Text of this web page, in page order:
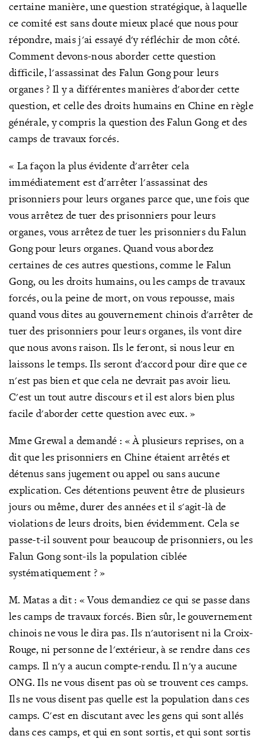
certaine manière, une question stratégique, à laquelle
ce comité est sans doute mieux placé que nous pour
répondre, mais j'ai essayé d'y réfléchir de mon côté.
Comment devons-nous aborder cette question
difficile, l'assassinat des Falun Gong pour leurs
organes ? Il y a différentes manières d'aborder cette
question, et celle des droits humains en Chine en règle
générale, y compris la question des Falun Gong et des
camps de travaux forcés.
« La façon la plus évidente d'arrêter cela
immédiatement est d'arrêter l'assassinat des
prisonniers pour leurs organes parce que, une fois que
vous arrêtez de tuer des prisonniers pour leurs
organes, vous arrêtez de tuer les prisonniers du Falun
Gong pour leurs organes. Quand vous abordez
certaines de ces autres questions, comme le Falun
Gong, ou les droits humains, ou les camps de travaux
forcés, ou la peine de mort, on vous repousse, mais
quand vous dites au gouvernement chinois d'arrêter de
tuer des prisonniers pour leurs organes, ils vont dire
que nous avons raison. Ils le feront, si nous leur en
laissons le temps. Ils seront d'accord pour dire que ce
n'est pas bien et que cela ne devrait pas avoir lieu.
C'est un tout autre discours et il est alors bien plus
facile d'aborder cette question avec eux. »
Mme Grewal a demandé : «À plusieurs reprises, on a
dit que les prisonniers en Chine étaient arrêtés et
détenus sans jugement ou appel ou sans aucune
explication. Ces détentions peuvent être de plusieurs
jours ou même, durer des années et il s'agit-là de
violations de leurs droits, bien évidemment. Cela se
passe-t-il souvent pour beaucoup de prisonniers, ou les
Falun Gong sont-ils la population ciblée
systématiquement ? »
M. Matas a dit : « Vous demandiez ce qui se passe dans
les camps de travaux forcés. Bien sûr, le gouvernement
chinois ne vous le dira pas. Ils n'autorisent ni la Croix-
Rouge, ni personne de l'extérieur, à se rendre dans ces
camps. Il n'y a aucun compte-rendu. Il n'y a aucune
ONG. Ils ne vous disent pas où se trouvent ces camps.
Ils ne vous disent pas quelle est la population dans ces
camps. C'est en discutant avec les gens qui sont allés
dans ces camps, et qui en sont sortis, et qui sont sortis